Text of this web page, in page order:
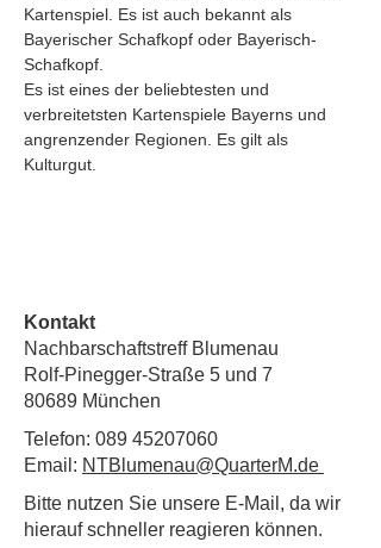
Kartenspiel. Es ist auch bekannt als
Bayerischer Schafkopf oder Bayerisch-
Schafkopf.
Es ist eines der beliebtesten und
verbreitetsten Kartenspiele Bayerns und
angrenzender Regionen. Es gilt als
Kulturgut.
Kontakt
Nachbarschaftstreff Blumenau
Rolf-Pinegger-Straße 5 und 7
80689 München
Telefon: 089 45207060
Email: NTBlumenau@QuarterM.de
Bitte nutzen Sie unsere E-Mail, da wir
hierauf schneller reagieren können.